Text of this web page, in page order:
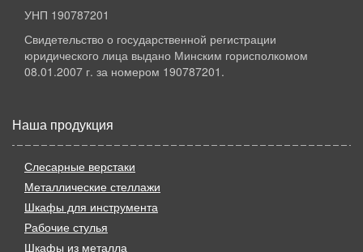
УНП 190787201
Свидетельство о государственной регистрации
юридического лица выдано Минским горисполкомом
08.01.2007 г. за номером 190787201.
Наша продукция
Слесарные верстаки
Металлические стеллажи
Шкафы для инструмента
Рабочие стулья
Шкафы из металла